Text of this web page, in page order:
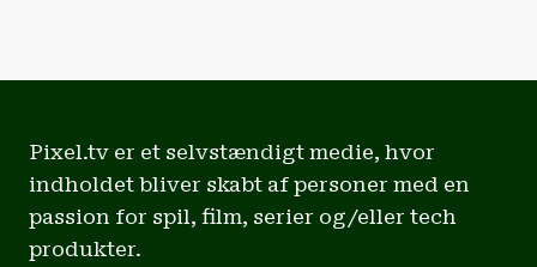
Pixel.tv er et selvstændigt medie, hvor
indholdet bliver skabt af personer med en
passion for spil, film, serier og/eller tech
produkter.